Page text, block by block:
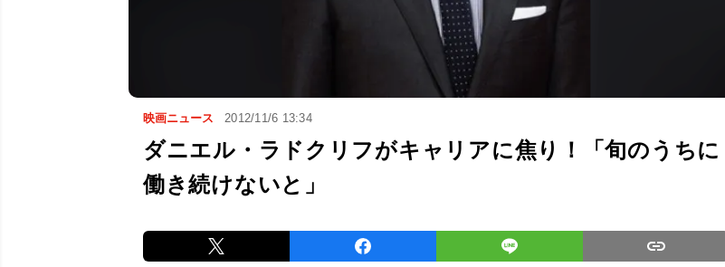
映画ニュース 2012/11/6 13:34
ダニエル・ラドクリフがキャリアに焦り！「旬のうちに
働き続けないと」